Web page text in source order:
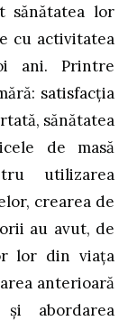
sănătatea lor
cu activitatea
ani. Printre
satisfacția
sănătatea
de masă
utilizarea
crearea de
au avut, de
lor din viața
anterioară
abordarea